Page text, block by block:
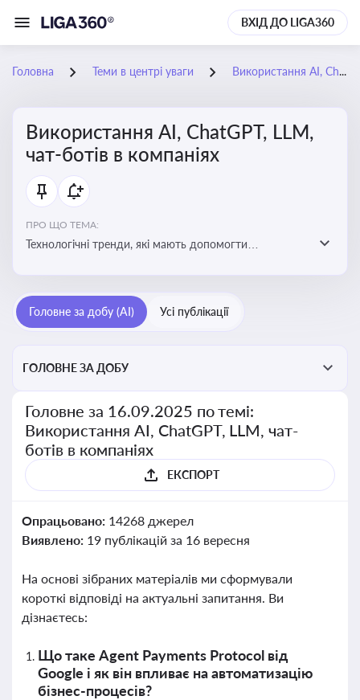
ВХІД ДО LIGA360
Головна Теми в центрі уваги Використання AI, ChatGPT, LLM, чат-ботів в компаніях
Використання AI, ChatGPT, LLM,
чат-ботів в компаніях
ПРО ЩО ТЕМА:
Технологічні тренди, які мають допомогти
ефективність і знизити витрати компаній
Головне за добу (AI) Усі публікації
ГОЛОВНЕ ЗА ДОБУ
Головне за 16.09.2025 по темі:
Використання AI, ChatGPT, LLM, чат-
ботів в компаніях
ЕКСПОРТ
Опрацьовано: 14268 джерел
Виявлено: 19 публікацій за 16 вересня
На основі зібраних матеріалів ми сформували
короткі відповіді на актуальні запитання. Ви
дізнаєтесь:
Що таке Agent Payments Protocol від
Google і як він впливає на автоматизацію
бізнес-процесів?